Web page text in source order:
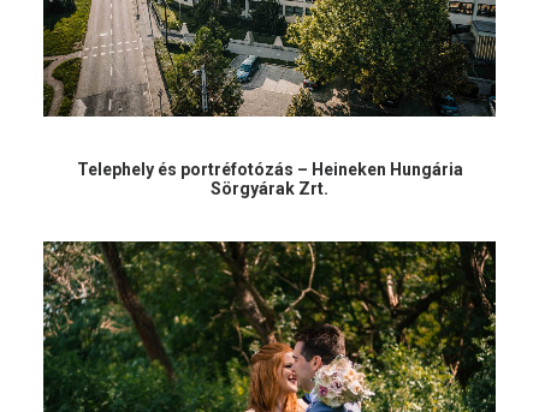
Telephely és portréfotózás – Heineken Hungária
Sörgyárak Zrt.